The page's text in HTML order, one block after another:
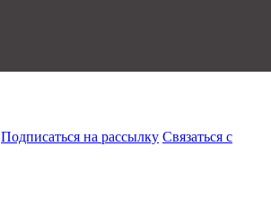
Подписаться на рассылку Связаться с